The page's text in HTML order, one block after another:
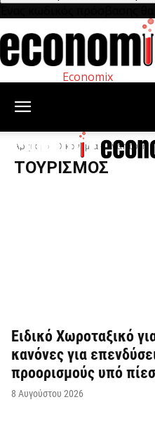
Economix
Αρχική Οικονομία – Ανάπτυξη
ΤΟΥΡΙΣΜΌΣ
Ειδικό Χωροταξικό
κανόνες για
προορισμούς υπό
8 Αυγούστου 2026